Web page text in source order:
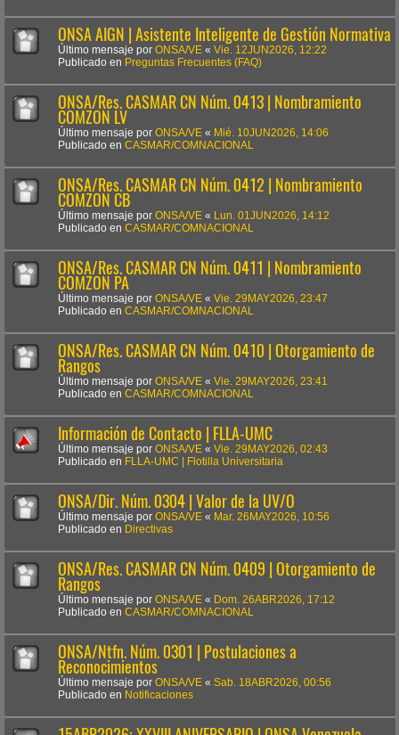
ONSA AIGN | Asistente Inteligente de Gestión Normativa
Último mensaje por ONSA/VE « Vie. 12JUN2026, 12:22
Publicado en Preguntas Frecuentes (FAQ)
ONSA/Res. CASMAR CN Núm. 0413 | Nombramiento
COMZON LV
Último mensaje por ONSA/VE « Mié. 10JUN2026, 14:06
Publicado en CASMAR/COMNACIONAL
ONSA/Res. CASMAR CN Núm. 0412 | Nombramiento
COMZON CB
Último mensaje por ONSA/VE «
Lun. 01JUN2026, 14:12
Publicado en CASMAR/COMNACIONAL
ONSA/Res. CASMAR CN Núm. 0411 | Nombramiento
COMZON PA
Último mensaje por ONSA/VE « Vie. 29MAY2026, 23:47
Publicado en CASMAR/COMNACIONAL
ONSA/Res. CASMAR CN Núm. 0410 | Otorgamiento de
Rangos
Último mensaje por ONSA/VE « Vie. 29MAY2026, 23:41
Publicado en CASMAR/COMNACIONAL
Información de Contacto | FLLA-UMC
Último mensaje por ONSA/VE « Vie. 29MAY2026, 02:43
Publicado en FLLA-UMC | Flotilla Universitaria
ONSA/Dir. Núm. 0304 | Valor de la UV/O
Último mensaje por ONSA/VE « Mar. 26MAY2026, 10:56
Publicado en Directivas
ONSA/Res. CASMAR CN Núm. 0409 | Otorgamiento de
Rangos
Último mensaje por ONSA/VE « Dom. 26ABR2026, 17:12
Publicado en CASMAR/COMNACIONAL
ONSA/Ntfn. Núm. 0301 | Postulaciones a
Reconocimientos
Último mensaje por ONSA/VE « Sab. 18ABR2026, 00:56
Publicado en Notificaciones